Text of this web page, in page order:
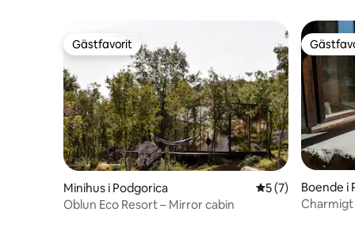
Gästfavorit
Gästfavorit
Minihus i Podgorica 5 av 5 i
5 (7)
Oblun Eco Resort – Mirror cabin
Boende i